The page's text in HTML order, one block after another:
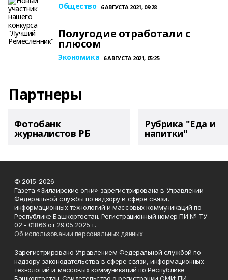
Общество 6 АВГУСТА 2021, 09:28
Полугодие отработали с
плюсом
Экономика 6 АВГУСТА 2021, 05:25
Партнеры
Фотобанк
журналистов РБ
Рубрика "Еда и
напитки"
© 2015-2026
Газета «Зилаирские огни» зарегистрирована в Управлении
Федеральной службы по надзору в сфере связи,
информационных технологий и массовых коммуникаций по
Республике Башкортостан. Регистрационный номер ПИ № ТУ
02 - 01866 от 29.05.2025 г.
Об использовании персональных данных
Зарегистрировано Управлением Федеральной службой по
надзору законодательства в сфере связи, информационных
технологий и массовых коммуникаций по Республике